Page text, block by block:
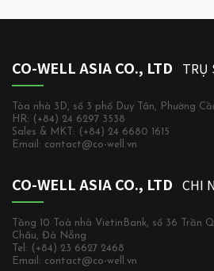
CO-WELL ASIA CO., LTD TRỤ
Tòa nhà 3D, số 3 phố Duy Tân, Phường
HR: (+84) 24 6297 3538
Sales & MKT: (+84) 24 6680 1615
Email: contact@co-well.vn
CO-WELL ASIA CO., LTD CHI
Tầng 10 Toà nhà VietinBank, số 36 Trần
Châu, Đà Nẵng
Tel: (+84) 23 6627 2468
Email: contact@co-well.vn